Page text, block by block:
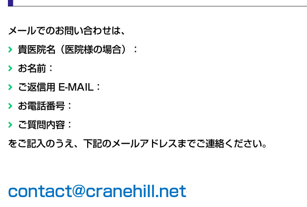
メールでのお問い合わせは、
貴医院名（医院様の場合）：
お名前：
ご返信用 E-MAIL：
お電話番号：
ご質問内容：
をご記入のうえ、下記のメールアドレスまでご連絡ください。